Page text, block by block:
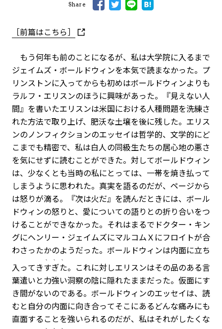
Share
［前篇はこちら］
もう何年も前のことになるが、私は大学院に入るまで
ジェイムズ・ボールドウィンを本気で読まなかった。プ
リンストンに入ってからも初めはボールドウィンよりも
ラルフ・エリスンのほうに興味があった。『見えない人
間』を書いたエリスンは米国における人種問題を洗練さ
れた方法で取り上げ、肥沃な土壌を後に残した。エリス
ンのノンフィクションのエッセイは哲学的、文学的にど
こまでも精密で、私は白人の同級生たちの居心地の悪さ
を気にせずに読むことができた。対してボールドウィン
は、少なくとも当時の私にとっては、一帯を焼き払って
しまうように思われた。真実を語るのだが、ページから
は怒りが滴る。『次は火だ』を読んだときには、ボール
ドウィンの怒りと、愛についての語りとの折り合いをつ
けることができなかった。それはまるでドクター・キン
グにヘンリー・ジェイムズにマルコムＸにフロイトが合
わさったかのようだった。ボールドウィンは内面に立ち
入ってきすぎた
、、、
。これに対しエリスンはその品のある言
葉遣いと力強い洞察の陰に隠れたままだった。仮面にす
き間がないのである。ボールドウィンのエッセイは、読
むと自分の内面に向き合ってそこにあるどんな痛みにも
直面することを強いられるのだが、私はそれがしたくな
、、、